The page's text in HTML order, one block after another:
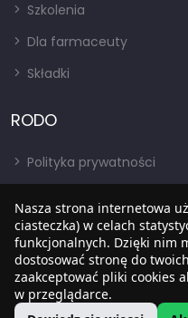
Szkolenia
Dla farmaceuty
Składki
RODO
Polityka prywatności
RODO
BIP
Nasza strona internetowa
ciasteczka) w celach
funkcjonalnych. Dzięki nim
dostosować stronę do
zaakceptować pliki cookies
w przeglądarce.